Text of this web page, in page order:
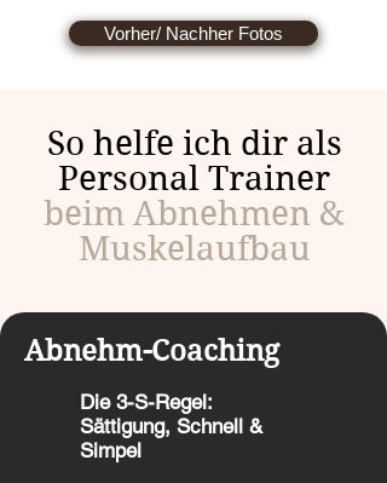
Vorher/ Nachher Fotos
So helfe ich dir als
Personal Trainer
beim Abnehmen &
Muskelaufbau
Abnehm-Coaching
Die 3-S-Regel:
Sättigung, Schnell &
Simpel